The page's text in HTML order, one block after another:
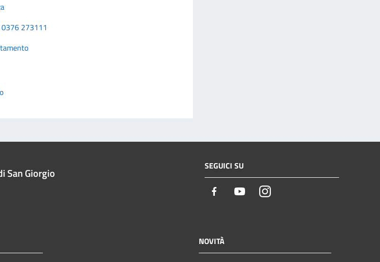
273111
San Giorgio SEGUICI SU
Facebook YoutubeInstagram
NOVITÀ